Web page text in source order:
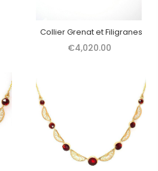
Collier Grenat et Filigranes
€4,020.00